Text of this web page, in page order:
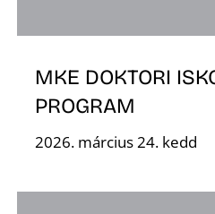
MKE DOKTORI
PROGRAM
2026. március 24. kedd